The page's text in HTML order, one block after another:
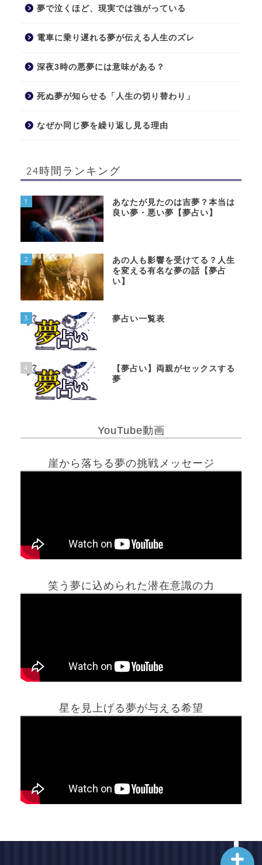
夢で泣くほど、現実では強がっている
電車に乗り遅れる夢が伝える人生のズレ
深夜3時の悪夢には意味がある？
死ぬ夢が知らせる「人生の切り替わり」
なぜか同じ夢を繰り返し見る理由
24時間ランキング
1
あなたが見たのは吉夢？本当は
良い夢・悪い夢【夢占い】
2
あの人も影響を受けてる？人生
を変える有名な夢の話【夢占
い】
3 夢占い一覧表
4
【夢占い】両親がセックスする
夢
YouTube動画
崖から落ちる夢の挑戦メッセージ
笑う夢に込められた潜在意識の力
星を見上げる夢が与える希望
ホーム
最新記事動画